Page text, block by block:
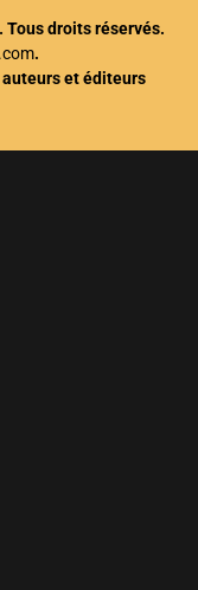
droits réservés.
.
et éditeurs